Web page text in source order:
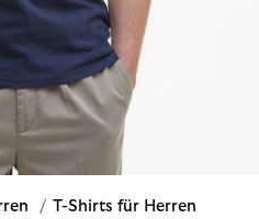
/ T-Shirts für Herren